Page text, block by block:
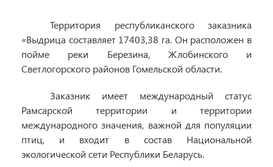
Территория республиканского заказника
«Выдрица составляет 17403,38 га. Он расположен в
пойме реки Березина, Жлобинского и
Светлогорского районов Гомельской области.
Заказник имеет международный статус
Рамсарской территории и территории
международного значения, важной для популяции
птиц, и входит в состав Национальной
экологической сети Республики Беларусь.